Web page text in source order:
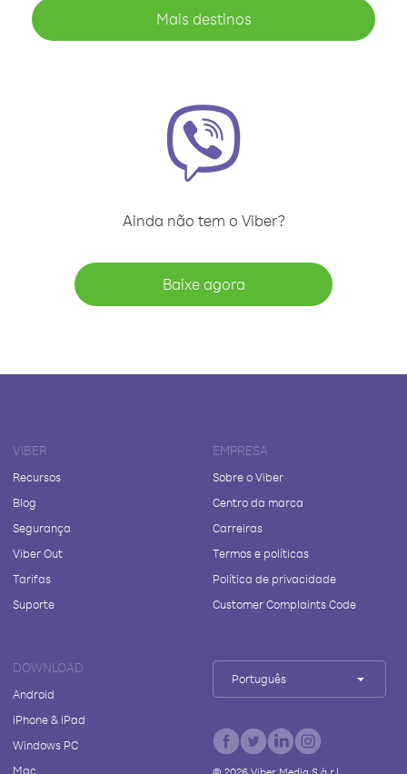
Mais destinos
Ainda não tem o Viber?
Baixe agora
VIBER
Recursos
Blog
Segurança
Viber Out
Tarifas
Suporte
EMPRESA
Sobre o Viber
Centro da marca
Carreiras
Termos e políticas
Política de privacidade
Customer Complaints Code
DOWNLOAD
Android
iPhone & iPad
Windows PC
Mac
Português